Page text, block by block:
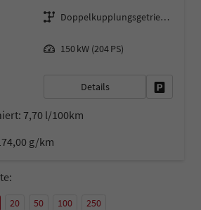
Getriebe
Doppelkupplungsgetriebe (DSG)
150 kW (204 PS)
Details
7,70 l/100km
g/km
20 50 100 250